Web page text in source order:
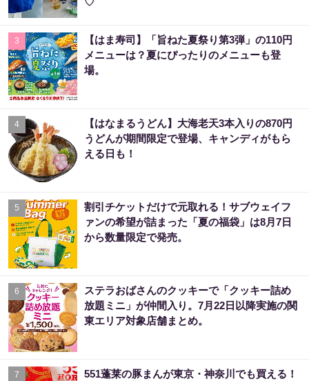
3
【はま寿司】「旨ねた夏祭り第3弾」の110円
メニューは？夏にぴったりのメニューも登
場。
4
【はなまるうどん】大海老天3本入りの870円
うどんが期間限定で登場、キャンディがもら
える日も！
5
割引チケットだけで元取れる！サブウェイフ
ァンの希望が詰まった「夏の福袋」は8月7日
から数量限定で発売。
6
ステラおばさんのクッキーで「クッキー詰め
放題ミニ」が仲間入り。7月22日以降実施の関
東エリア対象店舗まとめ。
7
551蓬莱の豚まんが東京・神奈川でも買える！